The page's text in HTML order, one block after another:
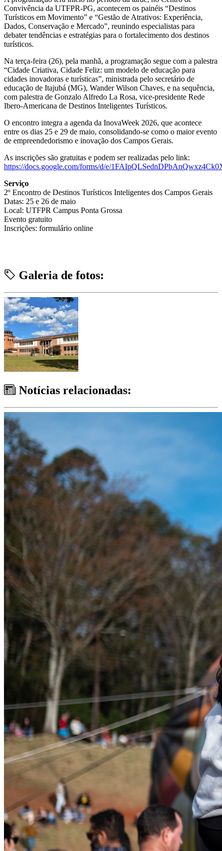
Convivência da UTFPR-PG, acontecem os painéis “Destinos
Turísticos em Movimento” e “Gestão de Atrativos: Experiência,
Dados, Conservação e Mercado”, reunindo especialistas para
debater tendências e estratégias para o fortalecimento dos destinos
turísticos.
Na terça-feira (26), pela manhã, a programação segue com a palestra
“Cidade Criativa, Cidade Feliz: um modelo de educação para
cidades inovadoras e turísticas”, ministrada pelo secretário de
educação de Itajubá (MG), Wander Wilson Chaves, e na sequência,
com palestra de Gonzalo Alfredo La Rosa, vice-presidente Rede
Ibero-Americana de Destinos Inteligentes Turísticos.
O encontro integra a agenda da InovaWeek 2026, que acontece
entre os dias 25 e 29 de maio, consolidando-se como o maior evento
de empreendedorismo e inovação dos Campos Gerais.
As inscrições são gratuitas e podem ser realizadas pelo link:
https://docs.google.com/forms/d/e/
Serviço
2º Encontro de Destinos Turísticos Inteligentes dos Campos Gerais
Datas: 25 e 26 de maio
Local: UTFPR Campus Ponta Grossa
Evento gratuito
Inscrições: formulário online
Galeria de fotos:
Notícias relacionadas: